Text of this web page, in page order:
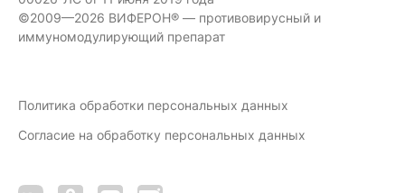
©2009—2026 ВИФЕРОН® — противовирусный и
иммуномодулирующий препарат
Политика обработки персональных данных
Согласие на обработку персональных данных